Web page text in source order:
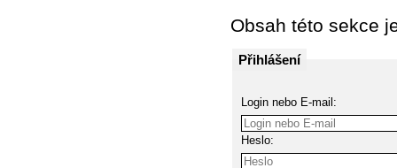
Obsah této sekce
Přihlášení
Login nebo E-mail:
Heslo: